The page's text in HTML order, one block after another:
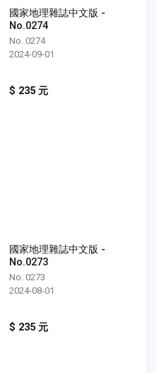
國家地理雜誌中文版 -
No.0274
No. 0274
2024-09-01
$ 235 元
國家地理雜誌中文版 -
No.0273
No. 0273
2024-08-01
$ 235 元